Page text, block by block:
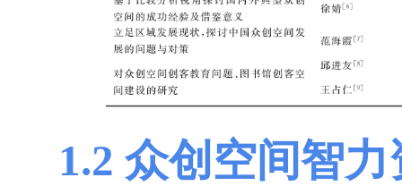
1.2 众创空间智